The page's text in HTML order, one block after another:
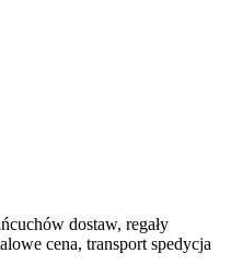
dostaw, regały
cena, transport spedycja